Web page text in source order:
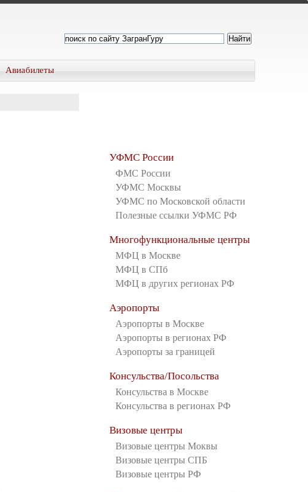
Авиабилеты
УФМС России
ФМС России
УФМС Москвы
УФМС по Московской области
Полезные ссылки УФМС РФ
Многофункциональные центры
МФЦ в Москве
МФЦ в СПб
МФЦ в других регионах РФ
Аэропорты
Аэропорты в Москве
Аэропорты в регионах РФ
Аэропорты за границей
Консульства/Посольства
Консульства в Москве
Консульства в регионах РФ
Визовые центры
Визовые центры Моквы
Визовые центры СПБ
Визовые центры РФ